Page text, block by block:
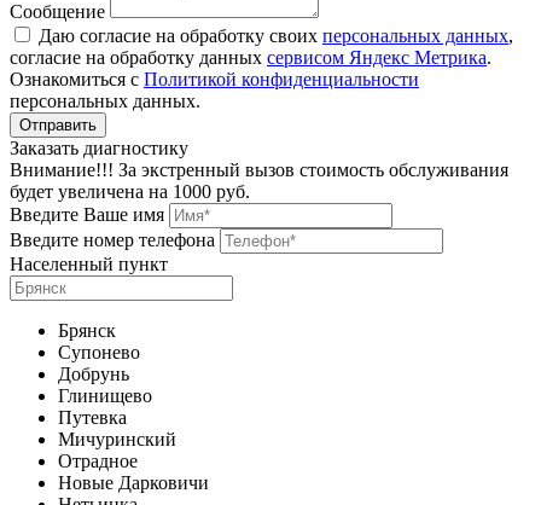
Сообщение
Даю согласие на обработку своих персональных данных,
согласие на обработку данных сервисом Яндекс Метрика.
Ознакомиться с Политикой конфиденциальности
персональных данных.
Заказать диагностику
Внимание!!! За экстренный вызов стоимость обслуживания
будет увеличена на 1000 руб.
Введите Ваше имя
Введите номер телефона
Населенный пункт
Брянск
Супонево
Добрунь
Глинищево
Путевка
Мичуринский
Отрадное
Новые Дарковичи